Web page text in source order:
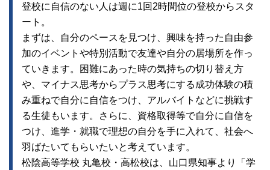
登校に自信のない人は週に1回2時間位の登校からスタ
ート。
まずは、自分のペースを見つけ、興味を持った自由参
加のイベントや特別活動で友達や自分の居場所を作っ
ていきます。困難にあった時の気持ちの切り替え方
や、マイナス思考からプラス思考にする成功体験の積
み重ねで自分に自信をつけ、アルバイトなどに挑戦す
る生徒もいます。さらに、資格取得等で自分に自信を
つけ、進学・就職で理想の自分を手に入れて、社会へ
羽ばたいてもらいたいと考えています。
松陰高等学校 丸亀校・高松校は、山口県知事より「学